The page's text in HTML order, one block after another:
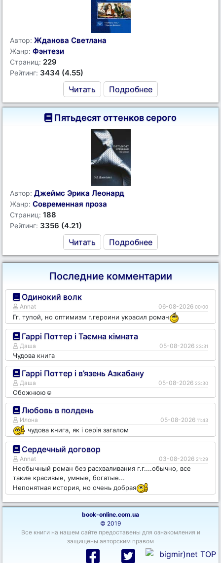
Автор: Жданова Светлана
Жанр: Фэнтези
Страниц: 229
Рейтинг: 3434 (4.55)
Читать Подробнее
Пятьдесят оттенков серого
Автор: Джеймс Эрика Леонард
Жанр: Современная проза
Страниц: 188
Рейтинг: 3356 (4.21)
Читать Подробнее
Последние комментарии
Одинокий волк
Annat 06-08-2026 00:00
Гг. тупой, но оптимизм г.героини украсил роман
Гаррі Поттер і Таємна кімната
Даша 05-08-2026 23:31
Чудова книга
Гаррі Поттер і в’язень Азкабану
Даша 05-08-2026 23:30
Обожнюю☺️
Любовь в полдень
Илона 05-08-2026 11:43
чудова книга, як і серія загалом
Сердечный договор
Annat 03-08-2026 21:29
Необычный роман без расхваливания г.г....обычно, все
такие красивые, умные, богатые...
Непонятная история, но очень добрая
book-online.com.ua
© 2019
Все книги на нашем сайте предоставены для ознакомления и
защищены авторским правом